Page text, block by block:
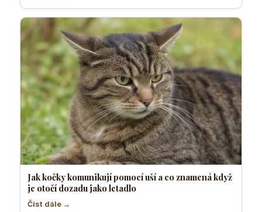
Jak kočky komunikují pomocí uší a co znamená když
je otočí dozadu jako letadlo
Číst dále →